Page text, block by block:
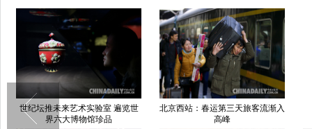
世纪坛推未来艺术实验室 遍览世
界六大博物馆珍品
北京西站：春运第三天旅客流渐入
高峰